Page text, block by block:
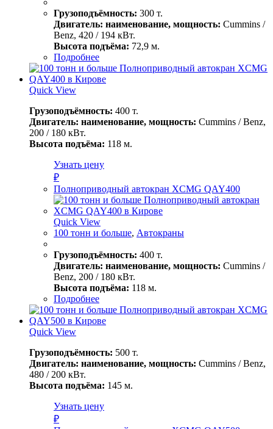
Грузоподъёмность: 300 т.
Двигатель: наименование, мощность: Cummins /
Benz, 420 / 194 кВт.
Высота подъёма: 72,9 м.
Подробнее
Quick View
Грузоподъёмность: 400 т.
Двигатель: наименование, мощность: Cummins / Benz,
200 / 180 кВт.
Высота подъёма: 118 м.
Узнать цену
₽
Полноприводный автокран XCMG QAY400
Quick View
100 тонн и больше, Автокраны
Грузоподъёмность: 400 т.
Двигатель: наименование, мощность: Cummins /
Benz, 200 / 180 кВт.
Высота подъёма: 118 м.
Подробнее
Quick View
Грузоподъёмность: 500 т.
Двигатель: наименование, мощность: Cummins / Benz,
480 / 200 кВт.
Высота подъёма: 145 м.
Узнать цену
₽